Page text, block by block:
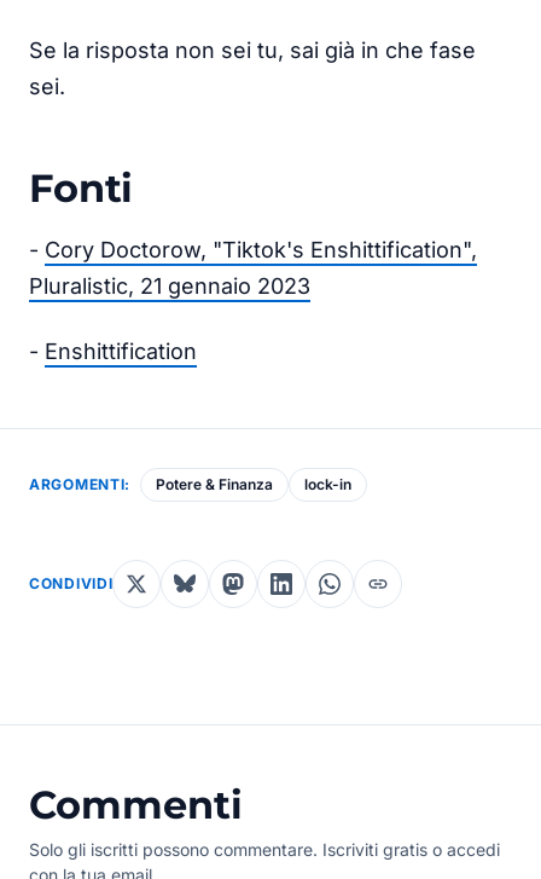
Se la risposta non sei tu, sai già in che fase
sei.
Fonti
- Cory Doctorow, "Tiktok's Enshittification",
Pluralistic, 21 gennaio 2023
- Enshittification
ARGOMENTI: Potere & Finanza lock-in
CONDIVIDI
Commenti
Solo gli iscritti possono commentare. Iscriviti gratis o accedi
con la tua email.